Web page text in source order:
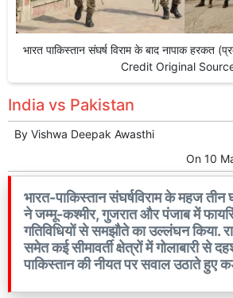
भारत पाकिस्तान संघर्ष विराम के बाद नापाक हरकत
Credit Original
India vs Pakistan
By Vishwa Deepak Awasthi
On 10
भारत-पाकिस्तान संघर्षविराम के महज तीन
ने जम्मू-कश्मीर, गुजरात और पंजाब में
गतिविधियों से समझौते का उल्लंघन किया.
समेत कई सीमावर्ती क्षेत्रों में गोलाबारी से
पाकिस्तान की नीयत पर सवाल उठाते हुए